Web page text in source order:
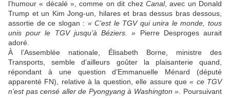
l’humour « décalé », comme on dit chez Canal, avec un Donald
Trump et un Kim Jong-un, hilares et bras dessus bras dessous,
assortie de ce slogan : « C’est le TGV qui unira le monde, tous
unis pour le TGV jusqu’à Béziers. » Pierre Desproges aurait
adoré.
À l’Assemblée nationale, Élisabeth Borne, ministre des
Transports, semble d’ailleurs goûter la plaisanterie quand,
répondant à une question d’Emmanuelle Ménard (député
apparenté FN), relative à la question, elle assure que« ce TGV
n’est pas censé aller de Pyongyang à Washington » . Poursuivant